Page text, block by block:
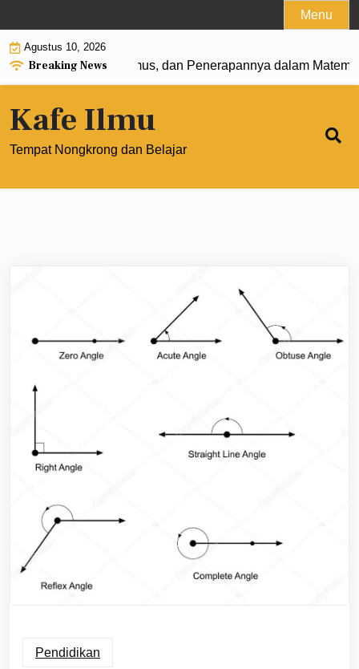
to
content
Menu
Agustus 10, 2026
Breaking News
0: Pengertian, Rumus, dan Penerapannya dalam
Kafe Ilmu
Tempat Nongkrong dan Belajar
Pendidikan